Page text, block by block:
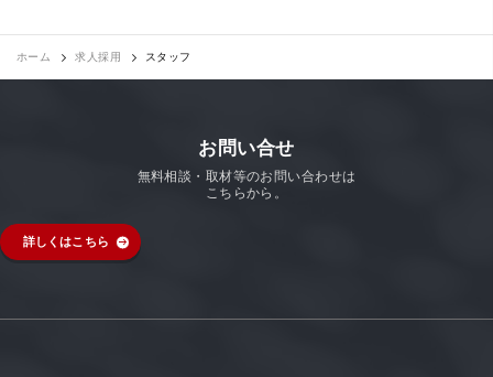
ホーム 求人採用 スタッフ
お問い合せ
無料相談・取材等のお問い合わせは
こちらから。
詳しくはこちら